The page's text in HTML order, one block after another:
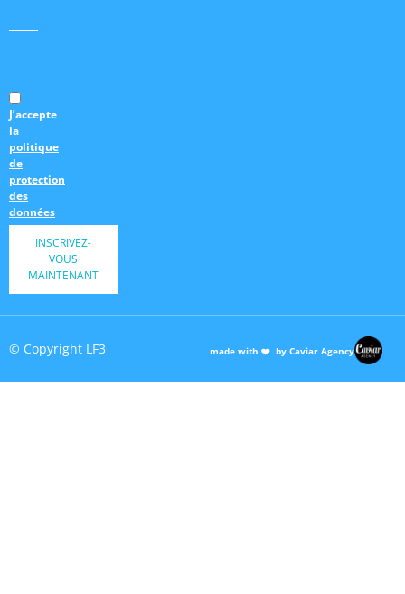
J’accepte
la
politique
de
protection
des
données
INSCRIVEZ-
VOUS
MAINTENANT
© Copyright LF3 made with ❤️ by Caviar Agency